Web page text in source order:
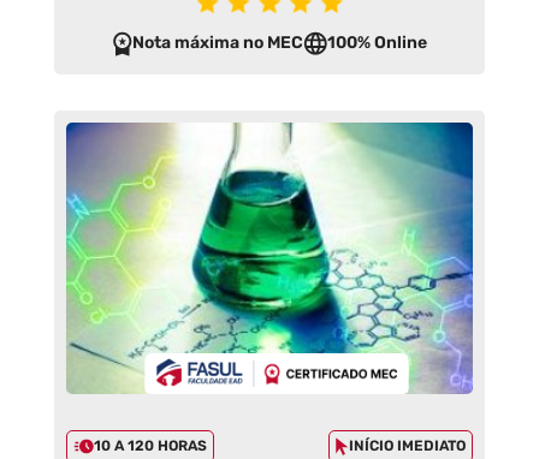
Nota máxima no MEC 100% Online
10 A 120 HORAS INÍCIO IMEDIATO